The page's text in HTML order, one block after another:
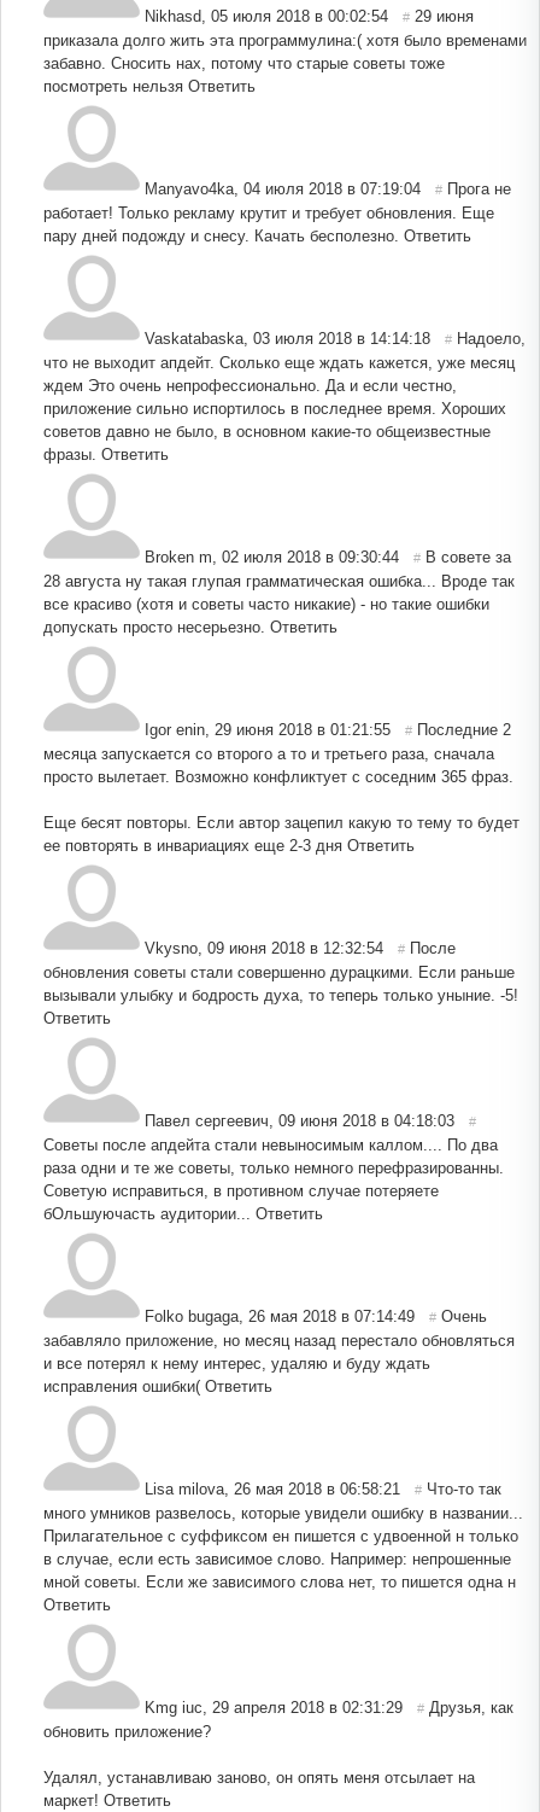
Nikhasd, 05 июля 2018 в 00:02:54 # 29 июня
приказала долго жить эта программулина:( хотя было временами
забавно. Сносить нах, потому что старые советы тоже
посмотреть нельзя Ответить
Manyavo4ka, 04 июля 2018 в 07:19:04 # Прога не
работает! Только рекламу крутит и требует обновления. Еще
пару дней подожду и снесу. Качать бесполезно. Ответить
Vaskatabaska, 03 июля 2018 в 14:14:18 # Надоело,
что не выходит апдейт. Сколько еще ждать кажется, уже месяц
ждем Это очень непрофессионально. Да и если честно,
приложение сильно испортилось в последнее время. Хороших
советов давно не было, в основном какие-то общеизвестные
фразы. Ответить
Broken m, 02 июля 2018 в 09:30:44 # В совете за
28 августа ну такая глупая грамматическая ошибка... Вроде так
все красиво (хотя и советы часто никакие) - но такие ошибки
допускать просто несерьезно. Ответить
Igor enin, 29 июня 2018 в 01:21:55 # Последние 2
месяца запускается со второго а то и третьего раза, сначала
просто вылетает. Возможно конфликтует с соседним 365 фраз.
Еще бесят повторы. Если автор зацепил какую то тему то будет
ее повторять в инвариациях еще 2-3 дня Ответить
Vkysno, 09 июня 2018 в 12:32:54 # После
обновления советы стали совершенно дурацкими. Если раньше
вызывали улыбку и бодрость духа, то теперь только уныние. -5!
Ответить
Павел сергеевич, 09 июня 2018 в 04:18:03 #
Советы после апдейта стали невыносимым каллом.... По два
раза одни и те же советы, только немного перефразированны.
Советую исправиться, в противном случае потеряете
бОльшуючасть аудитории... Ответить
Folko bugaga, 26 мая 2018 в 07:14:49 # Очень
забавляло приложение, но месяц назад перестало обновляться
и все потерял к нему интерес, удаляю и буду ждать
исправления ошибки( Ответить
Lisa milova, 26 мая 2018 в 06:58:21 # Что-то так
много умников развелось, которые увидели ошибку в названии...
Прилагательное с суффиксом ен пишется с удвоенной н только
в случае, если есть зависимое слово. Например: непрошенные
мной советы. Если же зависимого слова нет, то пишется одна н
Ответить
Kmg iuc, 29 апреля 2018 в 02:31:29 # Друзья, как
обновить приложение?
Удалял, устанавливаю заново, он опять меня отсылает на
маркет! Ответить